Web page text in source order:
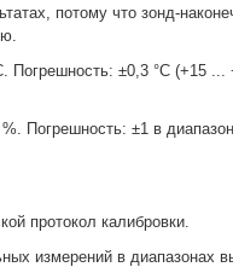
потому что зонд-
±0,3 °C (+15 ...
Погрешность: ±1 в
протокол калибровки.
измерений в диапазонах